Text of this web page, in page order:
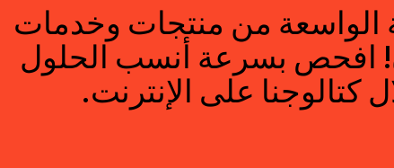
من منتجات وخدمات
افحص بسرعة أنسب الحلول
على الإنترنت.